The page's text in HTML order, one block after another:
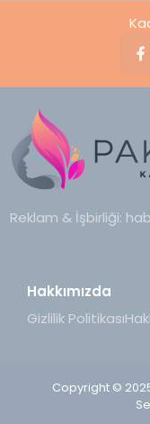
Reklam & İşbirliği:
Hakkımızda
Gizlilik Politikası
Copyright © 2025